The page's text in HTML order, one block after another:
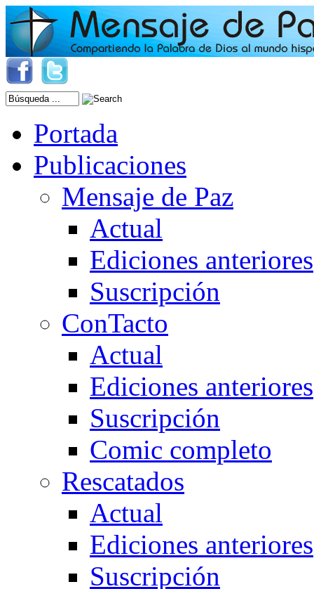
Portada
Publicaciones
Mensaje de Paz
Actual
Ediciones anteriores
Suscripción
ConTacto
Actual
Ediciones anteriores
Suscripción
Comic completo
Rescatados
Actual
Ediciones anteriores
Suscripción